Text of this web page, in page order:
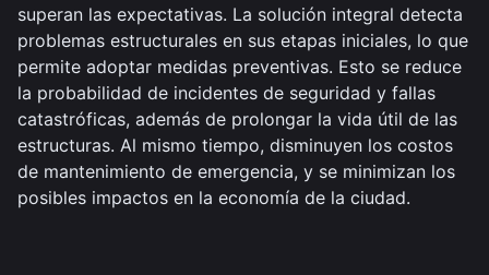
superan las expectativas. La solución integral detecta
problemas estructurales en sus etapas iniciales, lo que
permite adoptar medidas preventivas. Esto se reduce
la probabilidad de incidentes de seguridad y fallas
catastróficas, además de prolongar la vida útil de las
estructuras. Al mismo tiempo, disminuyen los costos
de mantenimiento de emergencia, y se minimizan los
posibles impactos en la economía de la ciudad.